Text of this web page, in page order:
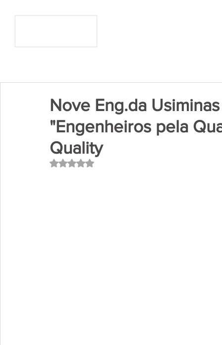
Nove Eng.da
"Engenheiros pela
Quality
Avaliado com NaN de 5 estrelas.